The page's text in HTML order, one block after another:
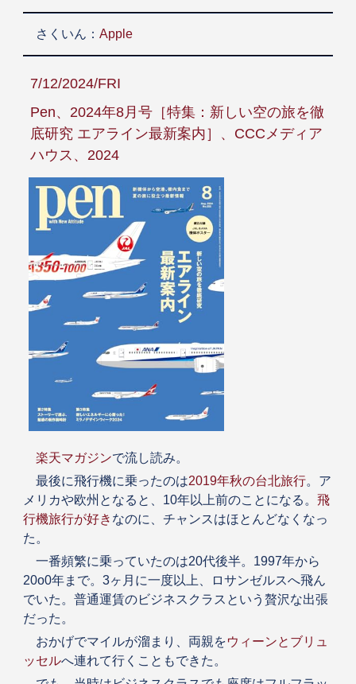
さくいん： Apple
7/12/2024/FRI
Pen、2024年8月号［特集：新しい空の旅を徹
底研究 エアライン最新案内］、CCCメディア
ハウス、2024
楽天マガジンで流し読み。
最後に飛行機に乗ったのは2019年秋の台北旅行。ア
メリカや欧州となると、10年以上前のことになる。 飛
行機旅行が好き なのに、チャンスはほとんどなくなっ
た。
一番頻繁に乗っていたのは20代後半。1997年から
20o0年まで。3ヶ月に一度以上、ロサンゼルスへ飛ん
でいた。普通運賃のビジネスクラスという贅沢な出張
だった。
おかげでマイルが溜まり、両親をウィーンとブリュ
ッセルへ連れて行くこともできた。